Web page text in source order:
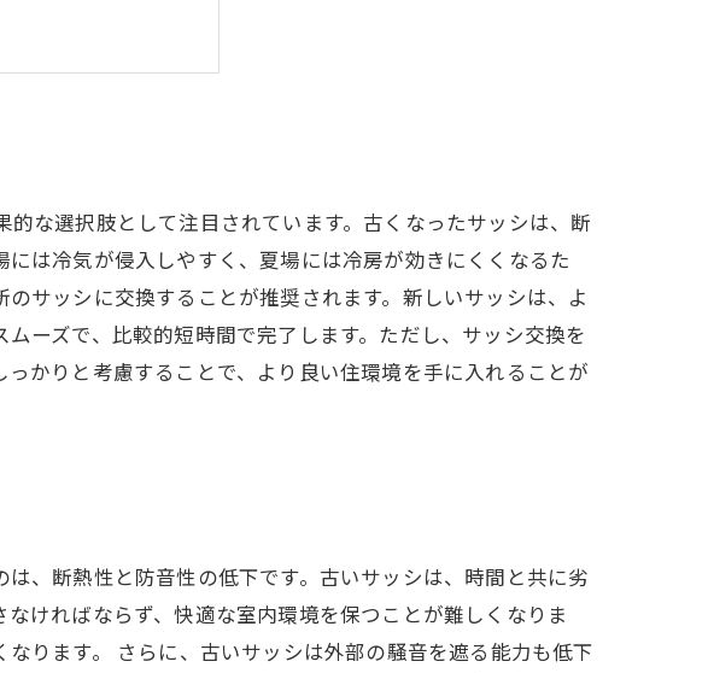
ム！
のポイント
える
な選択肢として注目されています。古くなったサッシは、断
は冷気が侵入しやすく、夏場には冷房が効きにくくなるた
サッシに交換することが推奨されます。新しいサッシは、よ
ーズで、比較的短時間で完了します。ただし、サッシ交換を
かりと考慮することで、より良い住環境を手に入れることが
、断熱性と防音性の低下です。古いサッシは、時間と共に劣
ければならず、快適な室内環境を保つことが難しくなりま
ります。 さらに、古いサッシは外部の騒音を遮る能力も低下